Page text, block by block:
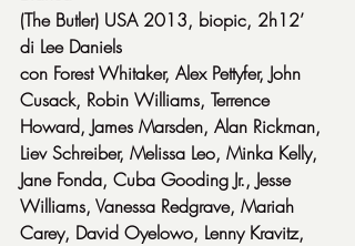
(The Butler) USA 2013, biopic, 2h12’
di Lee Daniels
con Forest Whitaker, Alex Pettyfer, John
Cusack, Robin Williams, Terrence
Howard, James Marsden, Alan Rickman,
Liev Schreiber, Melissa Leo, Minka Kelly,
Jane Fonda, Cuba Gooding Jr., Jesse
Williams, Vanessa Redgrave, Mariah
Carey, David Oyelowo, Lenny Kravitz,